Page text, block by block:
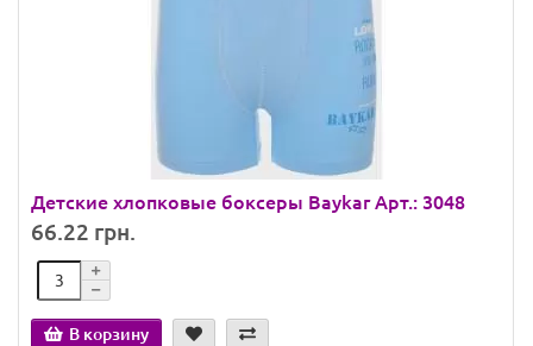
Детские хлопковые боксеры Baykar Арт.: 3048
66.22 грн.
В корзину